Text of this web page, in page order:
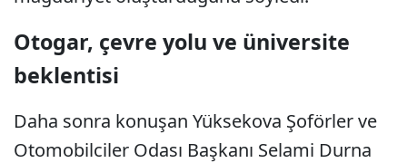
Otogar, çevre yolu ve üniversite
beklentisi
Daha sonra konuşan Yüksekova Şoförler ve
Otomobilciler Odası Başkanı Selami Durna